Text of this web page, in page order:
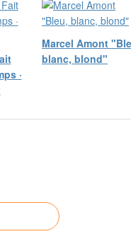
·
Marcel Amont
blanc, blond"